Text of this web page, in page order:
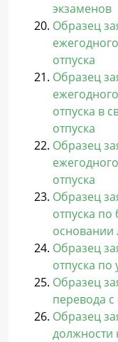
экзаменов
Образец
отпуска
Образец
отпуска в
отпуска
Образец
отпуска
Образец
отпуска
основании
Образец
отпуска по
Образец
перевода
Образец
должности